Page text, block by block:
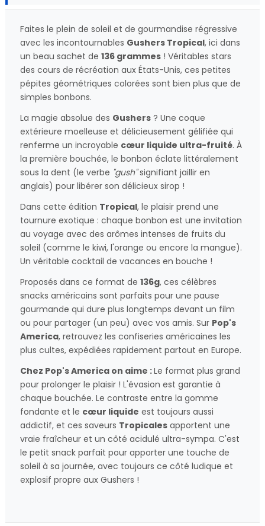
Faites le plein de soleil et de gourmandise régressive
avec les incontournables Gushers Tropical, ici dans
un beau sachet de 136 grammes ! Véritables stars
des cours de récréation aux États-Unis, ces petites
pépites géométriques colorées sont bien plus que de
simples bonbons.
La magie absolue des Gushers ? Une coque
extérieure moelleuse et délicieusement gélifiée qui
renferme un incroyable cœur liquide ultra-fruité. À
la première bouchée, le bonbon éclate littéralement
sous la dent (le verbe "gush"signifiant jaillir en
anglais) pour libérer son délicieux sirop !
Dans cette édition Tropical, le plaisir prend une
tournure exotique : chaque bonbon est une invitation
au voyage avec des arômes intenses de fruits du
soleil (comme le kiwi, l'orange ou encore la mangue).
Un véritable cocktail de vacances en bouche !
Proposés dans ce format de 136g, ces célèbres
snacks américains sont parfaits pour une pause
gourmande qui dure plus longtemps devant un film
ou pour partager (un peu) avec vos amis. Sur Pop's
America, retrouvez les confiseries américaines les
plus cultes, expédiées rapidement partout en Europe.
Chez Pop's America on aime :Le format plus grand
pour prolonger le plaisir ! L'évasion est garantie à
chaque bouchée. Le contraste entre la gomme
fondante et le cœur liquide est toujours aussi
addictif, et ces saveurs Tropicales apportent une
vraie fraîcheur et un côté acidulé ultra-sympa. C'est
le petit snack parfait pour apporter une touche de
soleil à sa journée, avec toujours ce côté ludique et
explosif propre aux Gushers !